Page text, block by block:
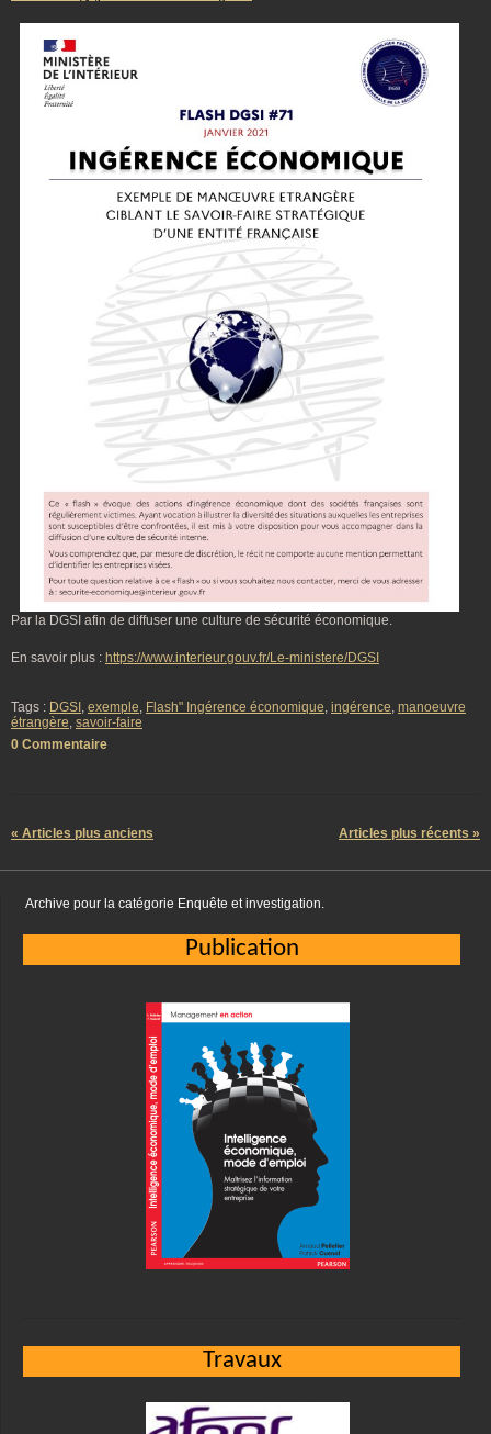
Par la DGSI afin de diffuser une culture de sécurité économique.
En savoir plus : https://www.interieur.gouv.fr/Le-ministere/DGSI
Tags : DGSI , exemple, Flash" Ingérence économique, ingérence, manoeuvre
étrangère, savoir-faire
0 Commentaire
« Articles plus anciens Articles plus récents »
Archive pour la catégorie Enquête et investigation.
Publication
Travaux